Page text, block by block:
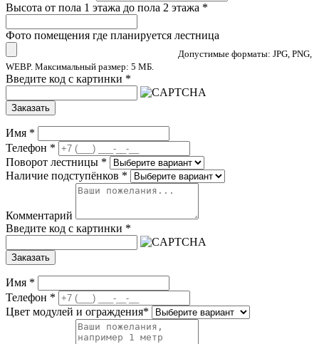
Высота от пола 1 этажа до пола 2 этажа *
Фото помещения где планируется лестница
Допустимые форматы: JPG, PNG,
WEBP. Максимальный размер: 5 МБ.
Введите код с картинки *
Заказать
Имя *
Телефон *
Поворот лестницы *
Наличие подступёнков *
Комментарий
Введите код с картинки *
Заказать
Имя *
Телефон *
Цвет модулей и ограждения*